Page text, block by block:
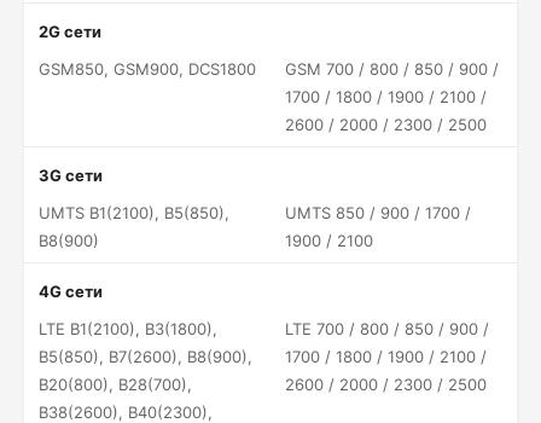
2G сети
GSM850, GSM900, DCS1800
GSM 700 / 800 / 850 / 900 /
1700 / 1800 / 1900 / 2100 /
2600 / 2000 / 2300 / 2500
3G сети
UMTS B1(2100), B5(850),
B8(900)
UMTS 850 / 900 / 1700 /
1900 / 2100
4G сети
LTE B1(2100), B3(1800),
B5(850), B7(2600), B8(900),
B20(800), B28(700),
B38(2600), B40(2300),
LTE 700 / 800 / 850 / 900 /
1700 / 1800 / 1900 / 2100 /
2600 / 2000 / 2300 / 2500